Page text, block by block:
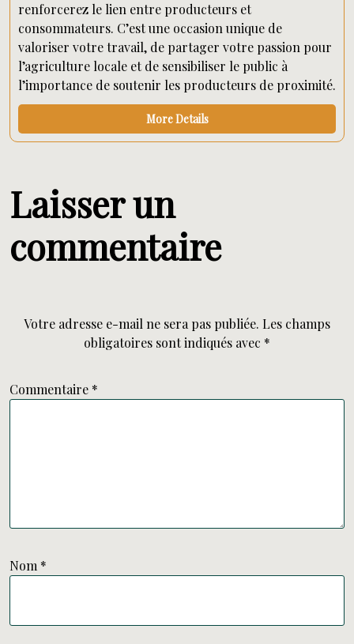
renforcerez le lien entre producteurs et
consommateurs. C’est une occasion unique de
valoriser votre travail, de partager votre passion pour
l’agriculture locale et de sensibiliser le public à
l’importance de soutenir les producteurs de proximité.
More Details
Laisser un
commentaire
Votre adresse e-mail ne sera pas publiée. Les champs
obligatoires sont indiqués avec *
Commentaire *
Nom *